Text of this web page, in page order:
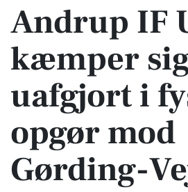
Andrup IF
kæmper
uafgjort i
opgør mod
Gørding-